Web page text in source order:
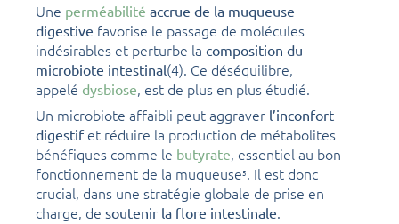
Une perméabilité accrue de la muqueuse
digestive favorise le passage de molécules
indésirables et perturbe la composition du
microbiote intestinal(4). Ce déséquilibre,
appelé dysbiose, est de plus en plus étudié.
Un microbiote affaibli peut aggraver l’inconfort
digestif et réduire la production de métabolites
bénéfiques comme le butyrate, essentiel au bon
fonctionnement de la muqueuse5. Il est donc
crucial, dans une stratégie globale de prise en
charge, de soutenir la flore intestinale.